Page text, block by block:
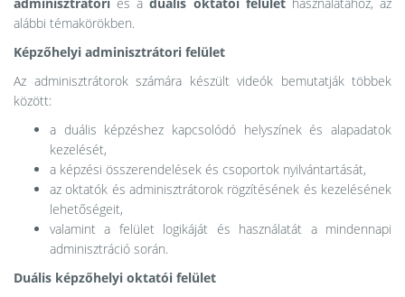
alábbi témakörökben.
Képzőhelyi adminisztrátori felület
Az adminisztrátorok számára készült videók bemutatják többek
között:
a duális képzéshez kapcsolódó helyszínek és alapadatok
kezelését,
a képzési összerendelések és csoportok nyilvántartását,
az oktatók és adminisztrátorok rögzítésének és kezelésének
lehetőségeit,
valamint a felület logikáját és használatát a mindennapi
adminisztráció során.
Duális képzőhelyi oktatói felület